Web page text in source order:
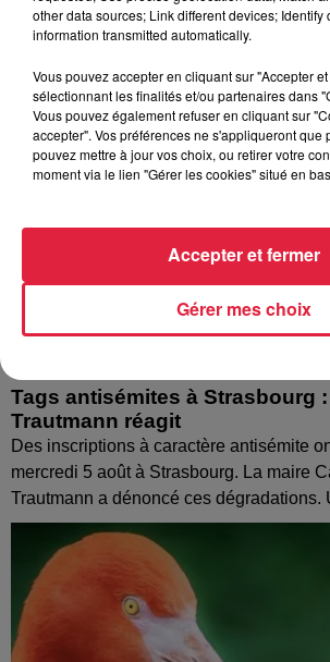
Tags antisémites à Strasbourg
Trautmann réagit
Des inscriptions à caractère antisémite
mercredi 5 août à Strasbourg. La maire
Trautmann a dénoncé ces dégradations.
other data sources; Link different devices; Identify
information transmitted automatically.
Vous pouvez accepter en cliquant sur "Accepter
sélectionnant les finalités et/ou partenaires dans
Vous pouvez également refuser en cliquant sur
accepter". Vos préférences ne s'appliqueront que
pouvez mettre à jour vos choix, ou retirer votre
moment via le lien "Gérer les cookies" situé en
Gérer mes choix
Accepter et fermer